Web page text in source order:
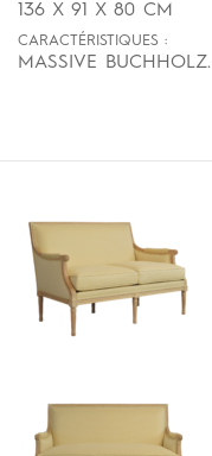
136 X 91 X 80 CM
CARACTÉRISTIQUES :
MASSIVE BUCHHOLZ.